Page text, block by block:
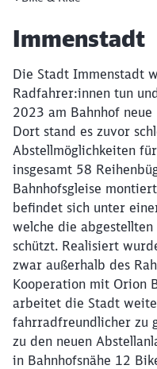
Artikel:
Immenstadt
Die Stadt Immenstadt
Radfahrer:innen tun
2023 am Bahnhof
Dort stand es zuvor
Abstellmöglichkeiten
insgesamt 58
Bahnhofsgleise
befindet sich unter
welche die
schützt. Realisiert
zwar außerhalb des
Kooperation mit Orion
arbeitet die Stadt
fahrradfreundlicher zu
zu den neuen
in Bahnhofsnähe 12